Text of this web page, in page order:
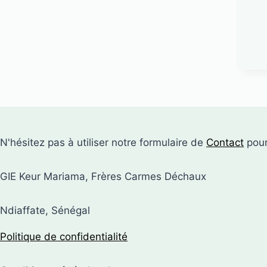
N'hésitez pas à utiliser notre formulaire de Contact
GIE Keur Mariama, Frères Carmes Déchaux
Ndiaffate, Sénégal
Politique de confidentialité